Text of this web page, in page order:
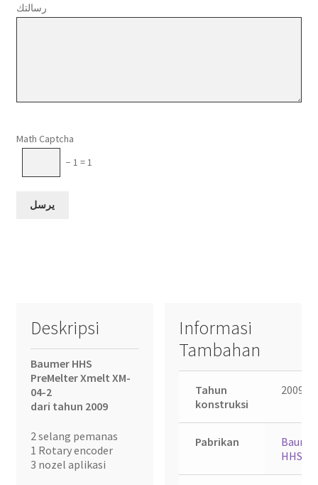
رسالتك
Math Captcha
− 1 = 1
Deskripsi
Baumer HHS
PreMelter Xmelt XM-
04-2
dari tahun 2009
2 selang pemanas
1 Rotary encoder
3 nozel aplikasi
Informasi
Tambahan
Tahun
konstruksi
2009
Pabrikan
HHS